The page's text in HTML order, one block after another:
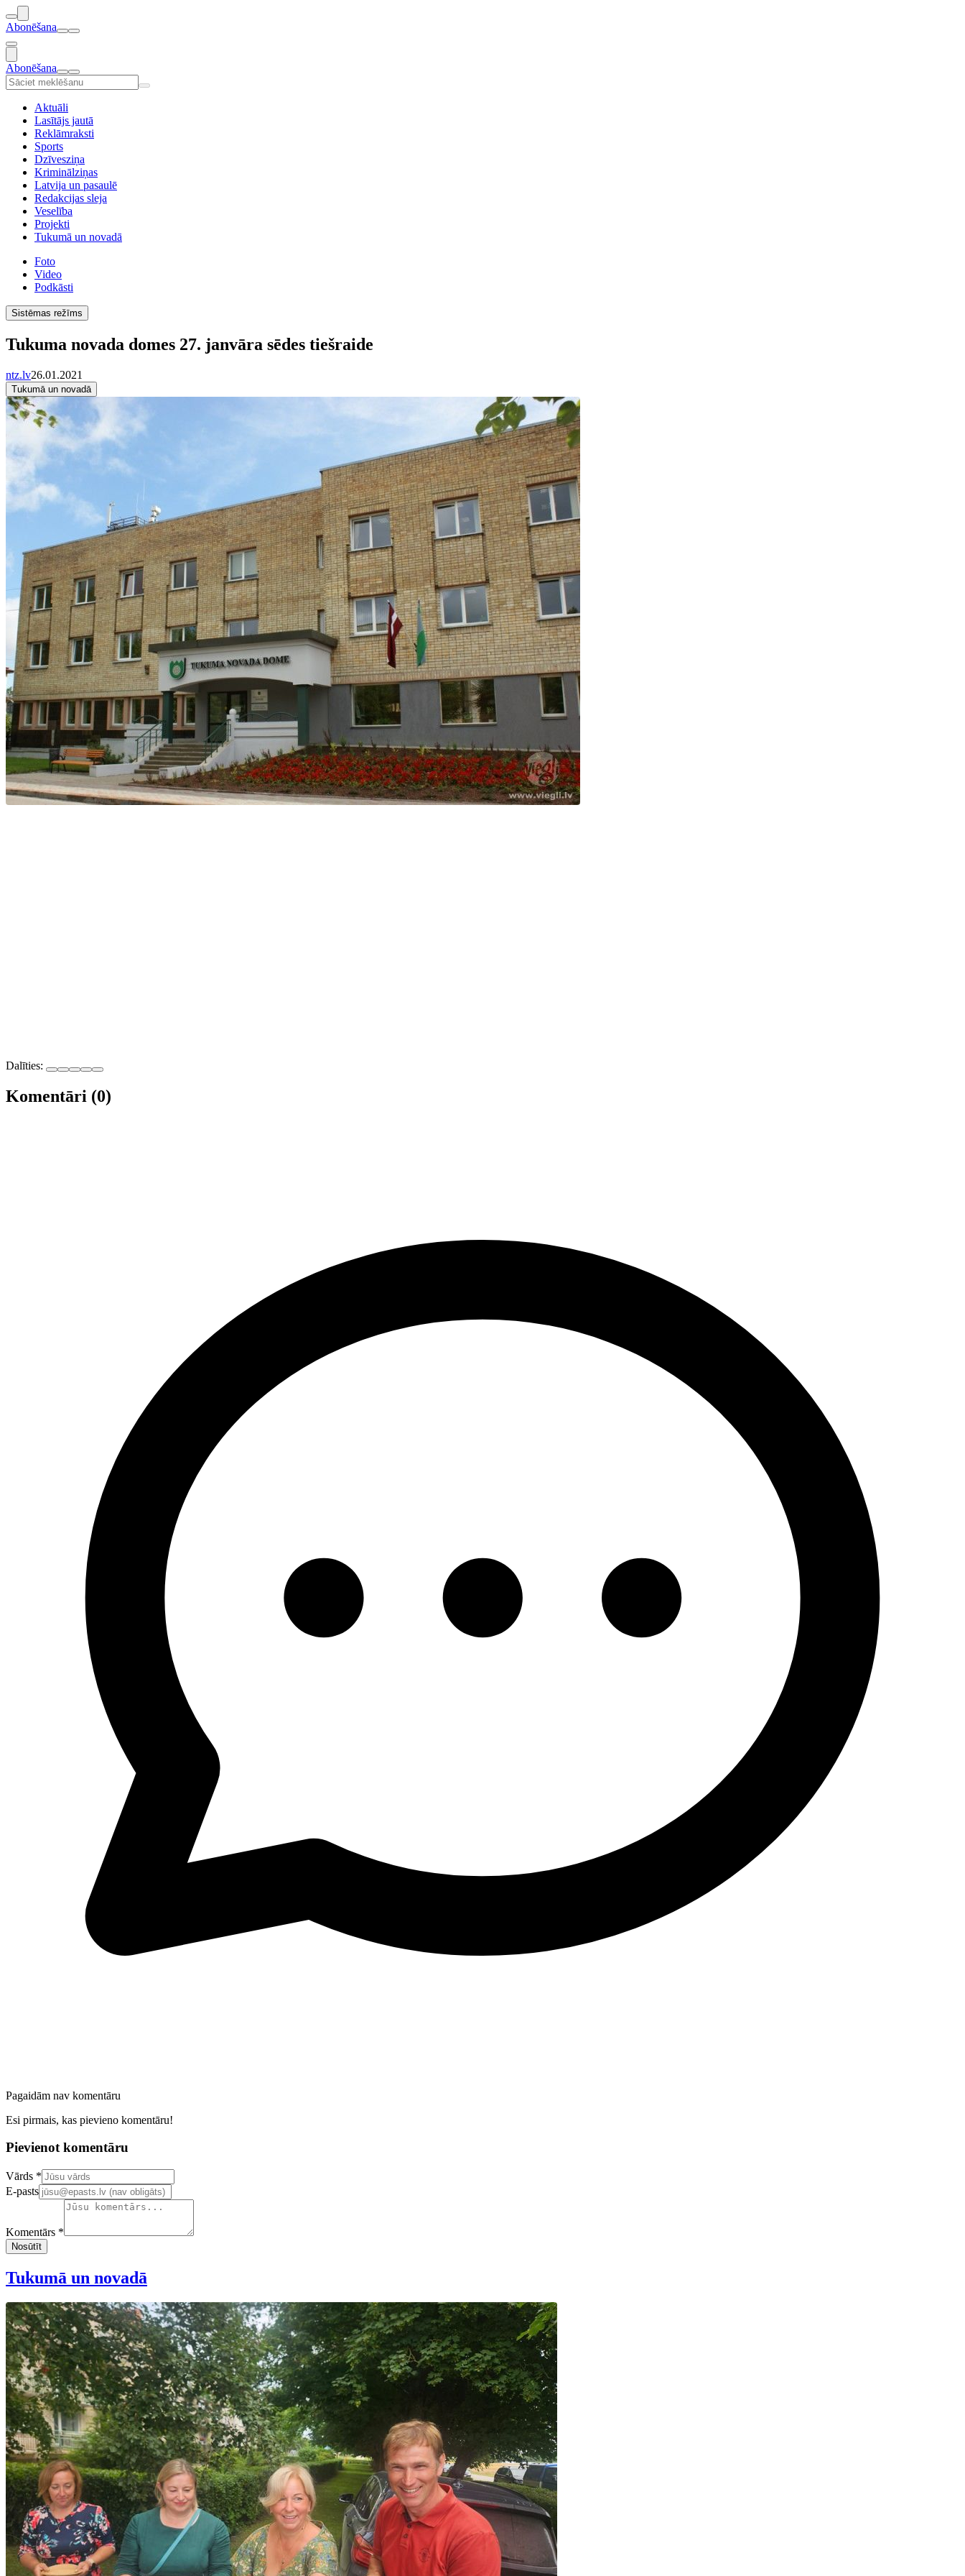
Abonēšana
Abonēšana
Aktuāli
Lasītājs jautā
Reklāmraksti
Sports
Dzīvesziņa
Kriminālziņas
Latvija un pasaulē
Redakcijas sleja
Veselība
Projekti
Tukumā un novadā
Foto
Video
Podkāsti
Sistēmas režīms
Tukuma novada domes 27. janvāra sēdes tiešraide
ntz.lv26.01.2021
Tukumā un novadā
Dalīties:
Komentāri (0)
Pagaidām nav komentāru
Esi pirmais, kas pievieno komentāru!
Pievienot komentāru
Confirm your email address
Vārds *
E-pasts
Komentārs *
Nosūtīt
Tukumā un novadā